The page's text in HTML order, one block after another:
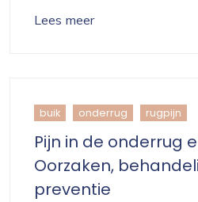
Lees meer
buik onderrug rugpijn
Pijn in de onderrug
Oorzaken,
preventie